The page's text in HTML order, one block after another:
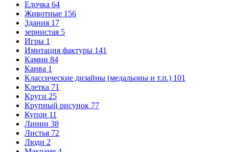
Елочка 64
Животные 156
Здания 17
зернистая 5
Игры 1
Имитация фактуры 141
Камни 84
Канва 1
Классические дизайны (медальоны и т.п.) 101
Клетка 71
Круги 25
Крупный рисунок 77
Купон 11
Линии 38
Листья 72
Люди 2